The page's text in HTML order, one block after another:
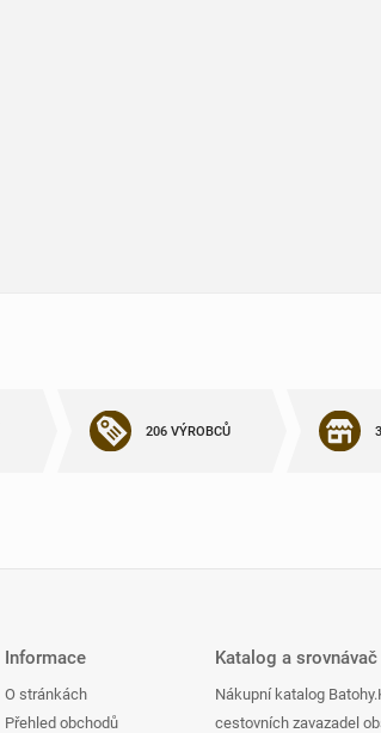
206 VÝROBCŮ
Informace
O stránkách
Přehled obchodů
Katalog a
Nákupní katalog
cestovních zavazadel